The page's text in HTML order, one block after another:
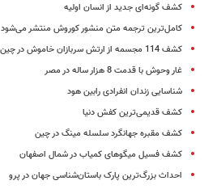
کشف گونه‌ای جدید از انسان اولیه
کامل‌ترین ترجمه‌ متن منشور کوروش منتشر می‌شود
کشف 114 مجسمه از ارتش سربازان خاموش در چین
غار وحوش با قدمت 8 هزار ساله در مصر
شناسایی زندان انفرادی رابین هود
کشف قدیمی‌ترین کفش دنیا
کشف مقبره جهانگرد سلسله مینگ در چین
کشف فسیل میگوهای کمیاب در شمال اصفهان
احداث بزرگ‌ترین پارک باستان‌شناسی جهان در پرو